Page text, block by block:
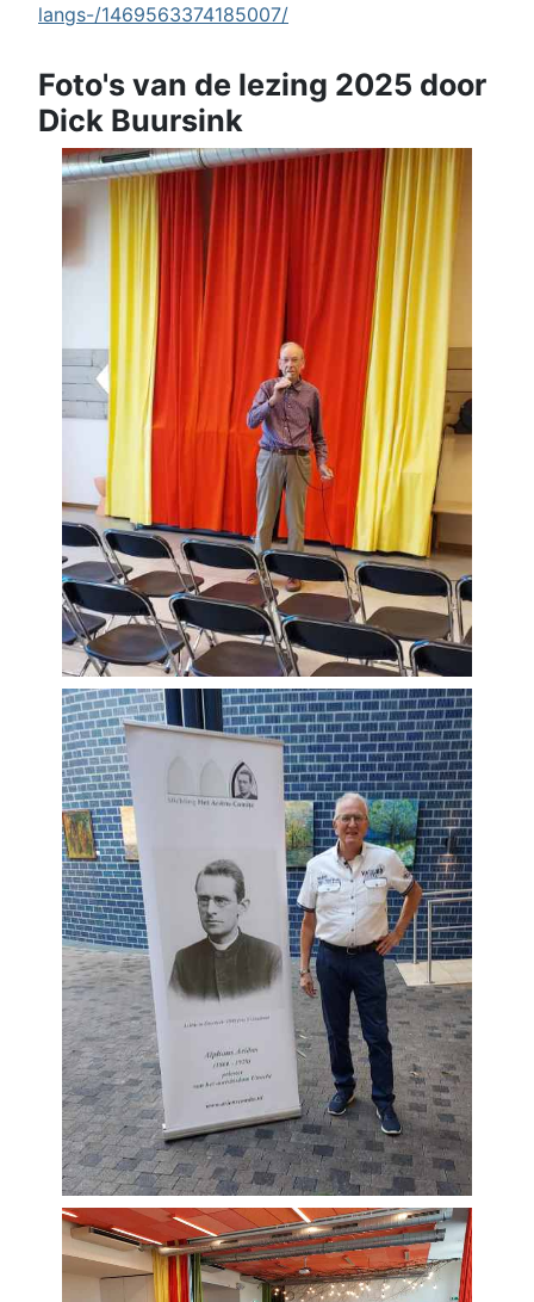
langs-/1469563374185007/
Foto's van de lezing 2025 door
Dick Buursink